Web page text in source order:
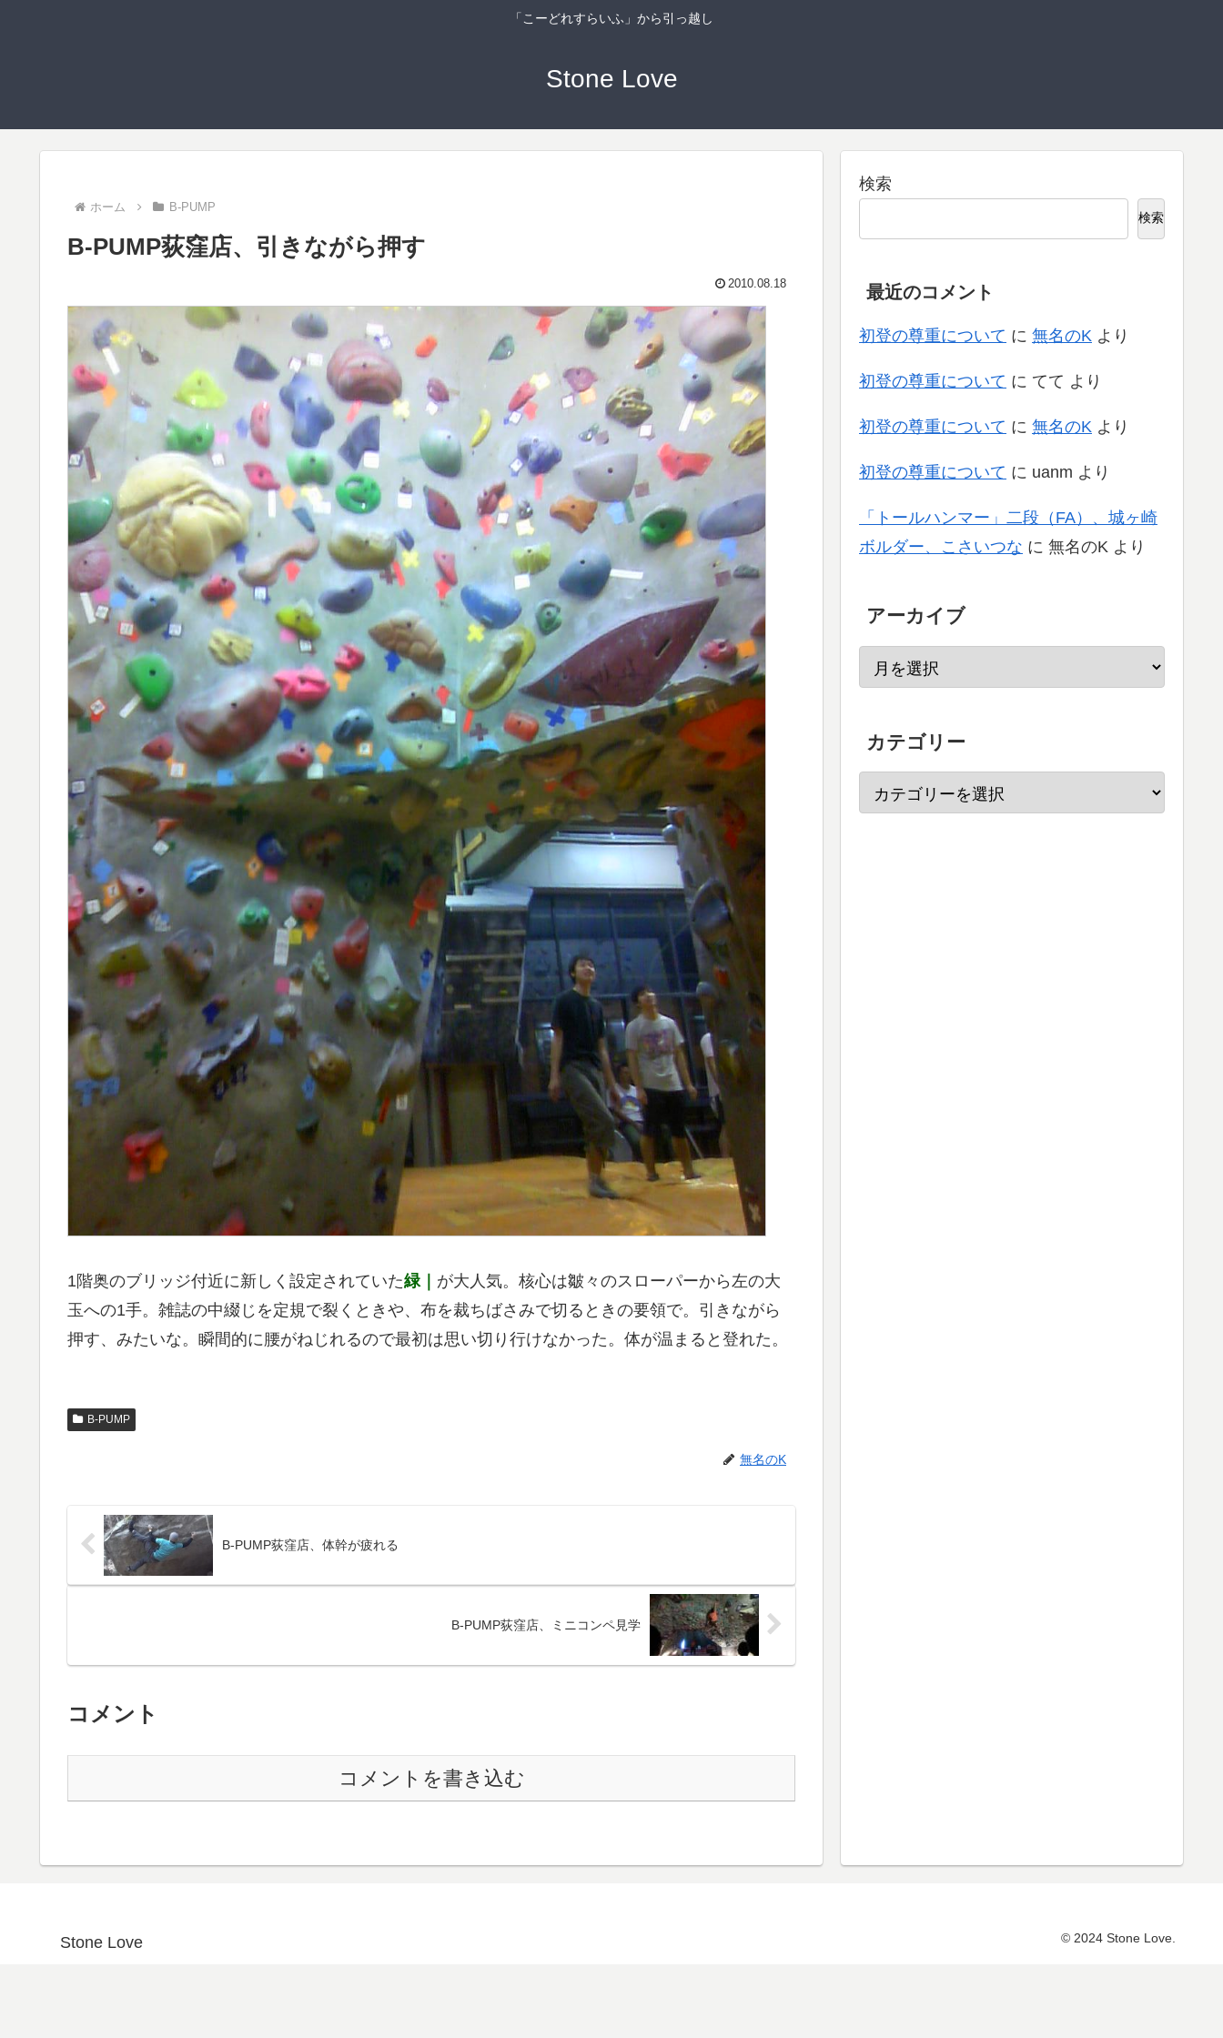
「こーどれすらいふ」から引っ越し
Stone Love
ホーム B-PUMP
B-PUMP荻窪店、引きながら押す
2010.08.18
1階奥のブリッジ付近に新しく設定されていた緑｜ が大人気。核心は皺々のスローパーから左の大
玉への1手。雑誌の中綴じを定規で裂くときや、布を裁ちばさみで切るときの要領で。引きながら
押す、みたいな。瞬間的に腰がねじれるので最初は思い切り行けなかった。体が温まると登れた。
B-PUMP
無名のK
B-PUMP荻窪店、体幹が疲れる
B-PUMP荻窪店、ミニコンペ見学
コメント
コメントを書き込む
検索
検索
最近のコメント
初登の尊重について に 無名のK より
初登の尊重について に てて より
初登の尊重について に 無名のK より
初登の尊重について に uanm より
「トールハンマー」二段（FA）、城ヶ崎
ボルダー、こさいつな に 無名のK より
アーカイブ
カテゴリー
Stone Love © 2024 Stone Love.